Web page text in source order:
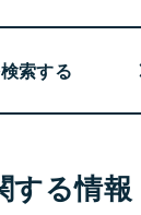
索する
する情報